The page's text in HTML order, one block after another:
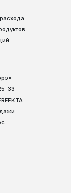
33